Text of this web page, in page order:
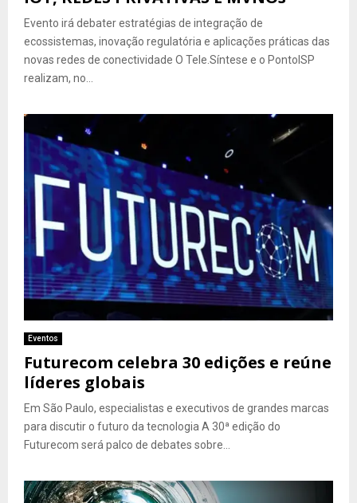
Evento irá debater estratégias de integração de
ecossistemas, inovação regulatória e aplicações práticas das
novas redes de conectividade O Tele.Síntese e o PontoISP
realizam, no...
Eventos
Futurecom celebra 30 edições e reúne
líderes globais
Em São Paulo, especialistas e executivos de grandes marcas
para discutir o futuro da tecnologia A 30ª edição do
Futurecom será palco de debates sobre...